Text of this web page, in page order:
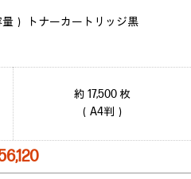
量） トナーカートリッジ黒
約 17,500 枚
（A4判）